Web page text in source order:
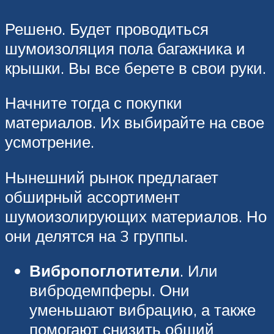
Решено. Будет проводиться
шумоизоляция пола багажника и
крышки. Вы все берете в свои руки.
Начните тогда с покупки
материалов. Их выбирайте на свое
усмотрение.
Нынешний рынок предлагает
обширный ассортимент
шумоизолирующих материалов. Но
они делятся на 3 группы.
Вибропоглотители. Или
вибродемпферы. Они
уменьшают вибрацию, а также
помогают снизить общий